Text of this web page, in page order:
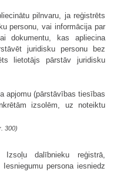
pilnvaru, ja reģistrēts
personu, vai informācija par
dokumentu, kas apliecina
juridisku personu bez
lietotājs pārstāv juridisku
apjomu (pārstāvības tiesības
izsolēm, uz noteiktu
300)
dalībnieku reģistrā,
persona iesniedz